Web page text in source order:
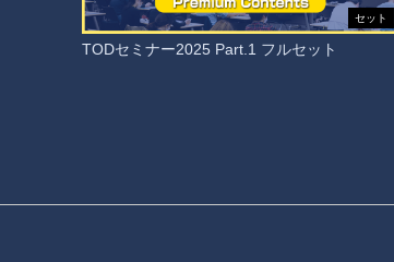
セット
TODセミナー2025 Part.1 フルセット